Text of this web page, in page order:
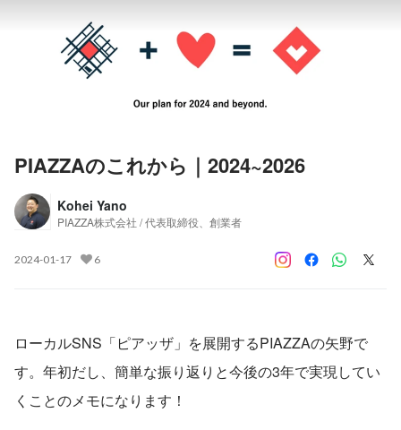
PIAZZAのこれから｜2024~2026
Kohei Yano
PIAZZA株式会社 / 代表取締役、創業者
2024-01-17 6
ローカルSNS「ピアッザ」を展開するPIAZZAの矢野で
す。年初だし、簡単な振り返りと今後の3年で実現してい
くことのメモになります！